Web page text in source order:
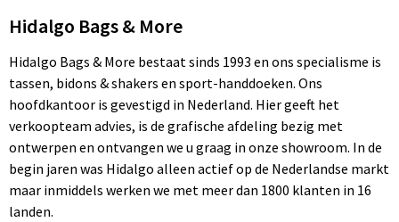
Hidalgo Bags & More
Hidalgo Bags & More bestaat sinds 1993 en ons specialisme is
tassen, bidons & shakers en sport-handdoeken. Ons
hoofdkantoor is gevestigd in Nederland. Hier geeft het
verkoopteam advies, is de grafische afdeling bezig met
ontwerpen en ontvangen we u graag in onze showroom. In de
begin jaren was Hidalgo alleen actief op de Nederlandse markt
maar inmiddels werken we met meer dan 1800 klanten in 16
landen.